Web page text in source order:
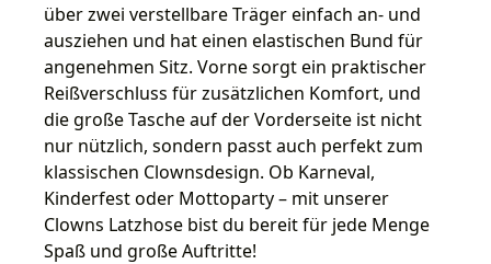
über zwei verstellbare Träger einfach an- und
ausziehen und hat einen elastischen Bund für
angenehmen Sitz. Vorne sorgt ein praktischer
Reißverschluss für zusätzlichen Komfort, und
die große Tasche auf der Vorderseite ist nicht
nur nützlich, sondern passt auch perfekt zum
klassischen Clownsdesign. Ob Karneval,
Kinderfest oder Mottoparty – mit unserer
Clowns Latzhose bist du bereit für jede Menge
Spaß und große Auftritte!